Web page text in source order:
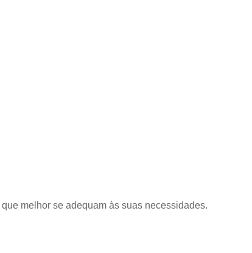
melhor se adequam às suas necessidades.